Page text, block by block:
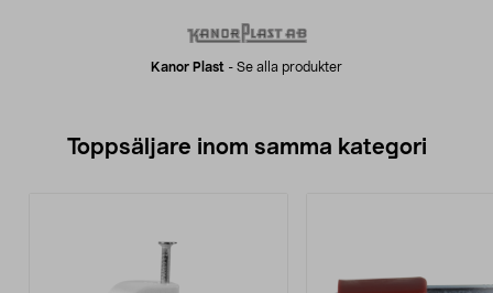
Kanor Plast - Se alla produkter
Toppsäljare inom samma kategori